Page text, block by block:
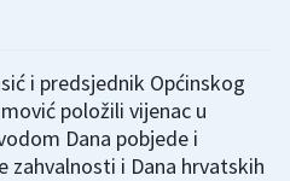
i predsjednik Općinskog
položili vijenac u
Dana pobjede i
zahvalnosti i Dana hrvatskih